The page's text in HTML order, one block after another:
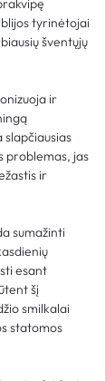
tyrinėtojai
šventųjų
ir
slapčiausias
problemas, jas
ir
sumažinti
esant
šį
smilkalai
statomos